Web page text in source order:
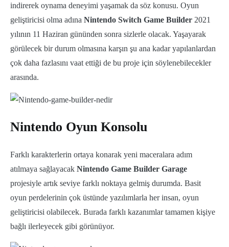
indirerek oynama deneyimi yaşamak da söz konusu. Oyun
geliştiricisi olma adına Nintendo Switch Game Builder 2021
yılının 11 Haziran gününden sonra sizlerle olacak. Yaşayarak
görülecek bir durum olmasına karşın şu ana kadar yapılanlardan
çok daha fazlasını vaat ettiği de bu proje için söylenebilecekler
arasında.
Nintendo Oyun Konsolu
Farklı karakterlerin ortaya konarak yeni maceralara adım
atılmaya sağlayacak Nintendo Game Builder Garage
projesiyle artık seviye farklı noktaya gelmiş durumda. Basit
oyun perdelerinin çok üstünde yazılımlarla her insan, oyun
geliştiricisi olabilecek. Burada farklı kazanımlar tamamen kişiye
bağlı ilerleyecek gibi görünüyor.